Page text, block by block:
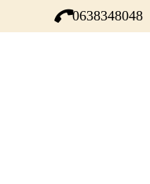
0638348048